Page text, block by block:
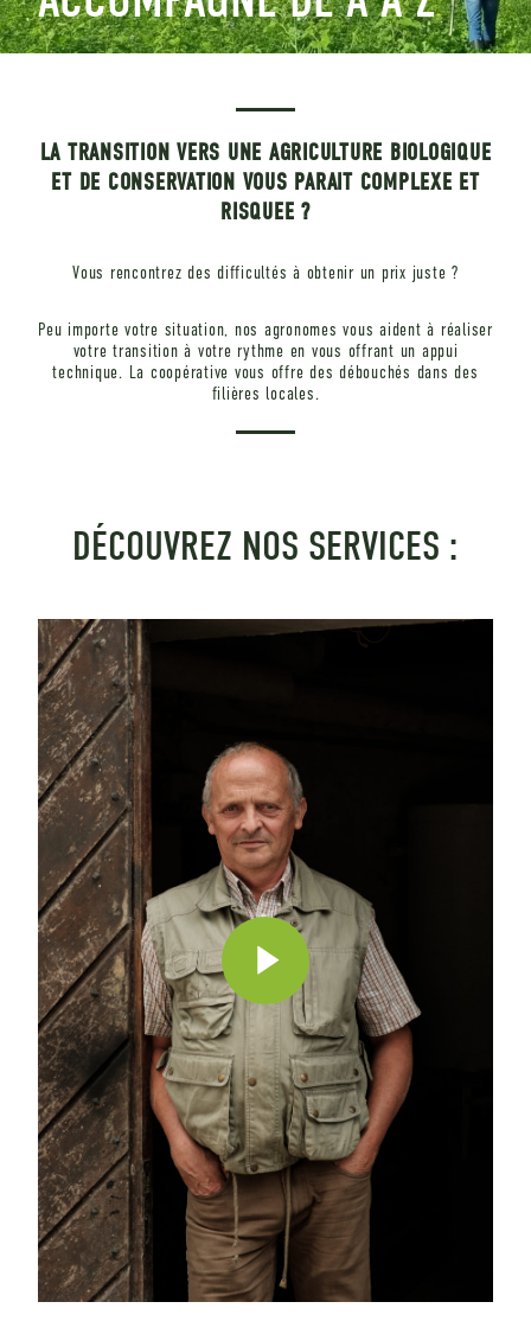
LA TRANSITION VERS UNE AGRICULTURE BIOLOGIQUE
ET DE CONSERVATION VOUS PARAIT COMPLEXE ET
RISQUEE ?
Vous rencontrez des difficultés à obtenir un prix juste ?
Peu importe votre situation, nos agronomes vous aident à réaliser
votre transition à votre rythme en vous offrant un appui
technique. La coopérative vous offre des débouchés dans des
filières locales.
DÉCOUVREZ NOS SERVICES :